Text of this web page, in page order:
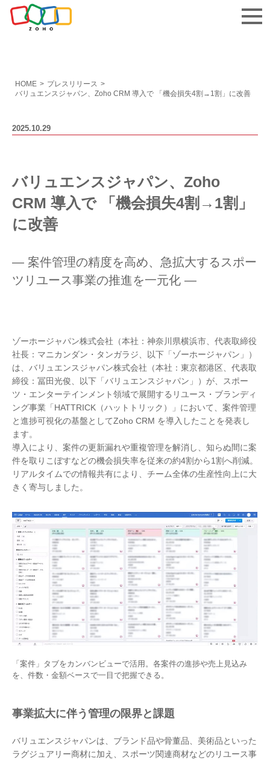
お問い合わせ
HOME > プレスリリース >
バリュエンスジャパン、Zoho CRM 導入で 「機会損失4割→1割」に改善
2025.10.29
バリュエンスジャパン、Zoho
CRM 導入で 「機会損失4割→1割」
に改善
― 案件管理の精度を高め、急拡大するスポー
ツリユース事業の推進を一元化 ―
ゾーホージャパン株式会社（本社：神奈川県横浜市、代表取締役
社長：マニカンダン・タンガラジ、以下「ゾーホージャパン」）
は、バリュエンスジャパン株式会社（本社：東京都港区、代表取
締役：冨田光俊、以下「バリュエンスジャパン」）が、スポー
ツ・エンターテインメント領域で展開するリユース・ブランディ
ング事業「HATTRICK（ハットトリック）」において、案件管理
と進捗可視化の基盤としてZoho CRM を導入したことを発表し
ます。
導入により、案件の更新漏れや重複管理を解消し、知らぬ間に案
件を取りこぼすなどの機会損失率を従来の約4割から1割へ削減。
リアルタイムでの情報共有により、チーム全体の生産性向上に大
きく寄与しました。
「案件」タブをカンバンビューで活用。各案件の進捗や売上見込み
を、件数・金額ベースで一目で把握できる。
事業拡大に伴う管理の限界と課題
バリュエンスジャパンは、ブランド品や骨董品、美術品といった
ラグジュアリー商材に加え、スポーツ関連商材などのリユース事